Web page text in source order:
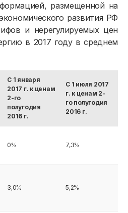
размещенной на
развития РФ
и нерегулируемых цен
в 2017 году в среднем
С 1 января
2017 г. к ценам
2-го
полугодия
2016 г.
С 1 июля 2017
г. к ценам 2-
го полугодия
2016 г.
0% 7,3%
3,0% 5,2%